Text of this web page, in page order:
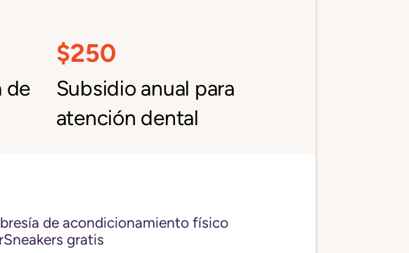
de
$250
Subsidio anual para
atención dental
de acondicionamiento físico
gratis